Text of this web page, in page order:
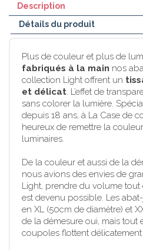
Description
Détails du produit
Plus de couleur et plus de
fabriqués à la main nos
collection Light offrent un
et délicat. L’effet de
sans colorer la lumière.
depuis 18 ans, à La Case de
heureux de remettre la
luminaires.
De la couleur et aussi de la
nous avions des envies de
Light, prendre du volume tout
est devenu possible. Les
en XL (50cm de diamètre) et
de la démesure oui, mais tout
coupoles flottent délicatement